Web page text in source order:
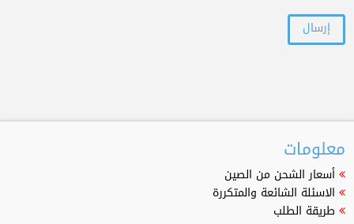
معلومات
أسعار الشحن من الصين
الاسئلة الشائعة والمتكررة
طريقة الطلب